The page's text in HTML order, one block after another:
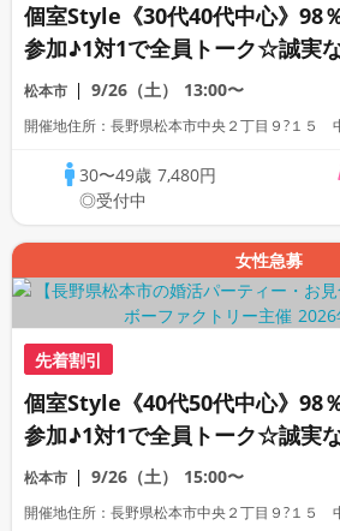
個室Style《30代40代中心》98
参加♪1対1で全員トーク☆誠実
活パーティー
松本市 9/26（土） 13:00〜
開催地住所：長野県松本市中央２丁目９?１５
30〜49歳 7,480円
◎受付中
女性急募
先着割引
個室Style《40代50代中心》98
参加♪1対1で全員トーク☆誠実
活パーティー
松本市 9/26（土） 15:00〜
開催地住所：長野県松本市中央２丁目９?１５